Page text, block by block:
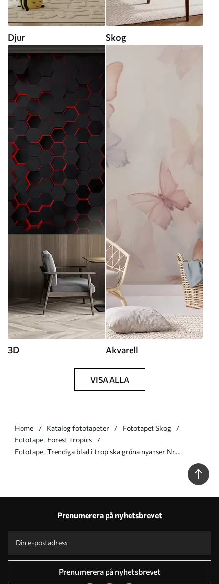
Djur Skog
3D Akvarell
VISA ALLA
Home Katalog fototapeter
Fototapet Skog
Fototapet Forest Tropics
Fototapet Trendiga blad i tropiska gröna nyanser Nr.
Prenumerera på nyhetsbrevet
Prenumerera på nyhetsbrevet